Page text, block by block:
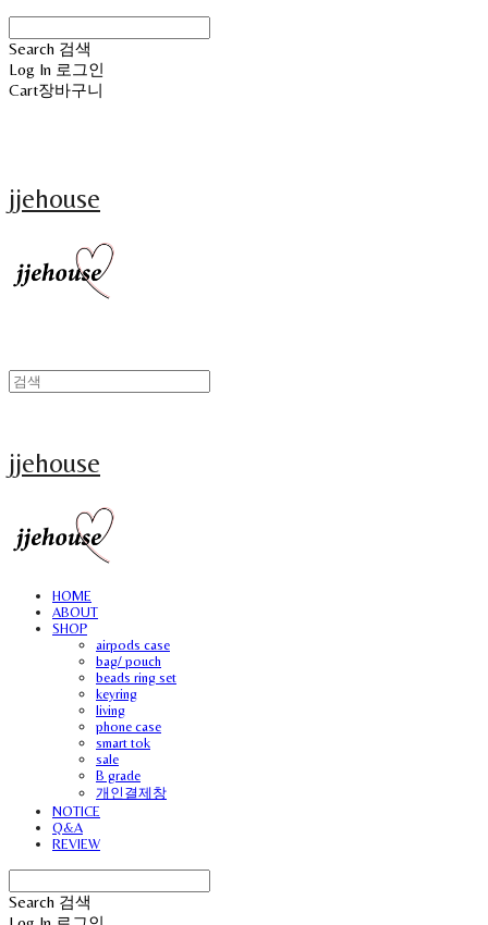
Search 검색
Log In 로그인
Cart장바구니
jjehouse
jjehouse
HOME
ABOUT
SHOP
airpods case
bag/ pouch
beads ring set
keyring
living
phone case
smart tok
sale
B grade
개인결제창
NOTICE
Q&A
REVIEW
Search 검색